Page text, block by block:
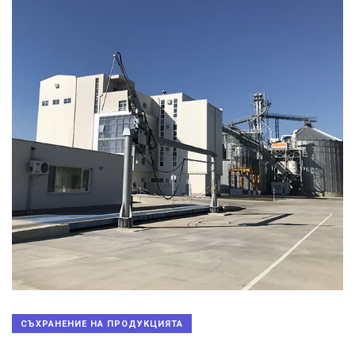
СЪХРАНЕНИЕ НА ПРОДУКЦИЯТА